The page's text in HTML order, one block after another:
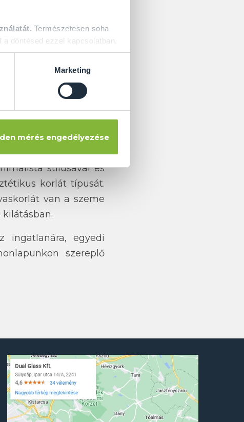
Természetesen soha
döntésed ezzel kapcsolatban.
Marketing
mérés engedélyezése
a pihenő idejét
korlátokat.
élmény azok
külső szemlélőnek is
egyediségüknek
stílusával és
korlát típusát.
van a szeme
ingatlanára, egyedi
szereplő